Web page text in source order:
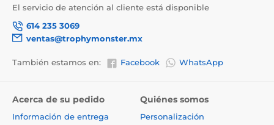
El servicio de atención al cliente está disponible
614 235 3069
ventas@trophymonster.mx
También estamos en: Facebook WhatsApp
Acerca de su pedido
Información de entrega
Quiénes somos
Personalización